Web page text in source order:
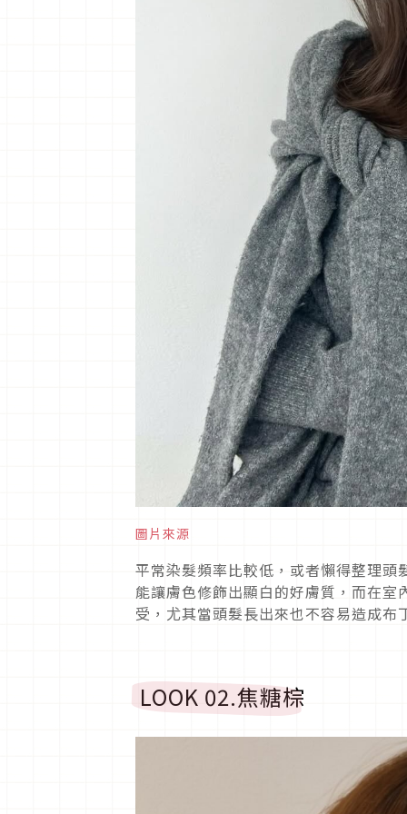
圖片來源
平常染髮頻率比較低，或者懶得整理
能讓膚色修飾出顯白的好膚質，而在
受，尤其當頭髮長出來也不容易造成布
LOOK 02.焦糖棕